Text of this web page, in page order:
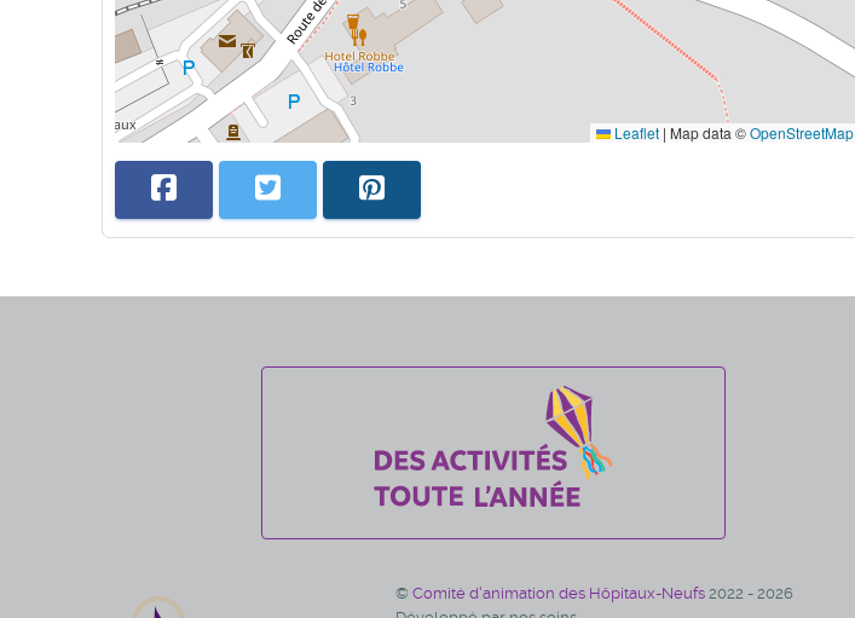
Leaflet | Map data ©OpenStreetMap
© Comité d'animation des Hôpitaux-Neufs 2022 - 2026